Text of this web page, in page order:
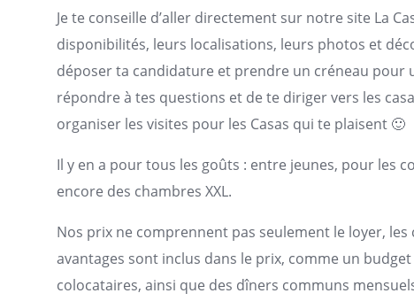
Je te conseille d’aller directement sur notre site La
disponibilités, leurs localisations, leurs photos et
déposer ta candidature et prendre un créneau pour
répondre à tes questions et de te diriger vers les
organiser les visites pour les Casas qui te plaisent 🙂
Il y en a pour tous les goûts : entre jeunes, pour les
encore des chambres XXL.
Nos prix ne comprennent pas seulement le loyer, les
avantages sont inclus dans le prix, comme un
colocataires, ainsi que des dîners communs